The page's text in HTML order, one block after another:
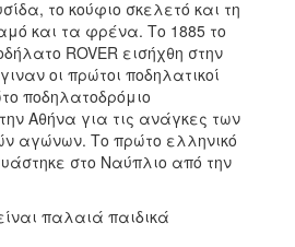
το κούφιο σκελετό και τη
και τα φρένα. Το 1885 το
ROVER εισήχθη στην
οι πρώτοι ποδηλατικοί
ποδηλατοδρόμιο
Αθήνα για τις ανάγκες των
αγώνων. Το πρώτο ελληνικό
στο Ναύπλιο από την
παλαιά παιδικά